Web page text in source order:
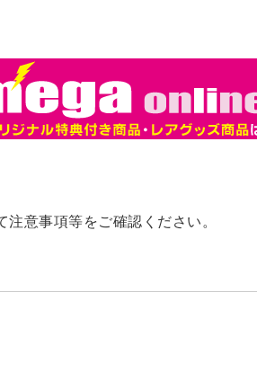
注意事項等をご確認ください。